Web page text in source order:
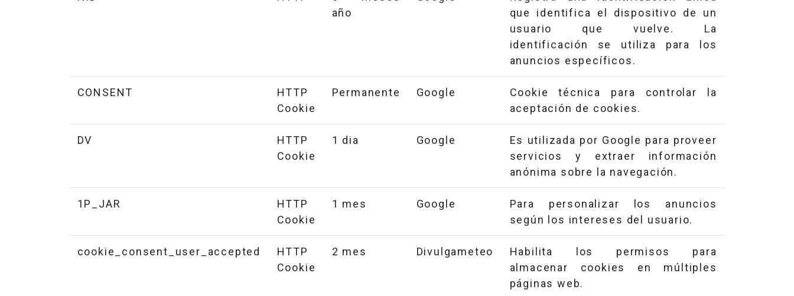
año
que identifica el dispositivo de un
usuario que vuelve. La
identificación se utiliza para los
anuncios específicos.
CONSENT
HTTP
Cookie
Permanente Google
Cookie técnica para controlar la
aceptación de cookies.
DV
HTTP
Cookie
1 dia Google
Es utilizada por Google para proveer
servicios y extraer información
anónima sobre la navegación.
1P_JAR
HTTP
Cookie
1 mes Google
Para personalizar los anuncios
según los intereses del usuario.
cookie_consent_user_accepted
HTTP
Cookie
2 mes Divulgameteo
Habilita los permisos para
almacenar cookies en múltiples
páginas web.